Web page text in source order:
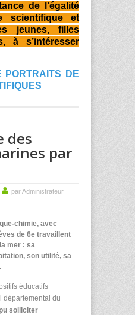
de l’égalité
scientifique et
jeunes, filles
à s’intéresser
PORTRAITS DE
des
par
par Administrateur
chimie, avec
de 6e travaillent
mer : sa
son utilité, sa
éducatifs
départemental du
solliciter